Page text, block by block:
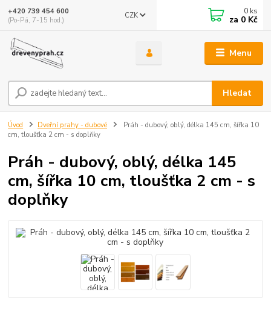
Menu
CZK
Hledat
+420 739 454 600
(Po-Pá, 7-15 hod.)
0 ks
za 0 Kč
Úvod Dveřní prahy - dubové
Práh - dubový, oblý, délka 145 cm, šířka 10
cm, tloušťka 2 cm - s doplňky
Práh - dubový, oblý, délka 145
cm, šířka 10 cm, tloušťka 2 cm - s
doplňky